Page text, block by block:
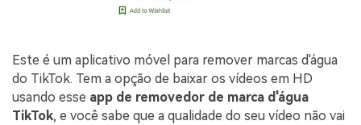
Este é um aplicativo móvel para remover marcas d'água
do TikTok. Tem a opção de baixar os vídeos em HD
usando esse app de removedor de marca d'água
TikTok, e você sabe que a qualidade do seu vídeo não vai